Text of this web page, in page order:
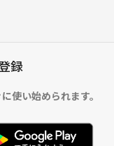
録
使い始められます。